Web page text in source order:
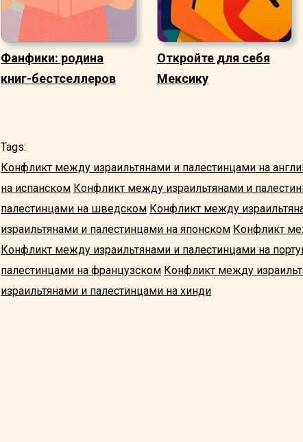
Фанфики: родина
книг-бестселлеров
Откройте для себя
Мексику
Tags:
Конфликт между израильтянами и палестинцами на
на испанском Конфликт между израильтянами и
палестинцами на шведском Конфликт между
израильтянами и палестинцами на японском Конфликт
Конфликт между израильтянами и палестинцами на
палестинцами на французском Конфликт между
израильтянами и палестинцами на хинди